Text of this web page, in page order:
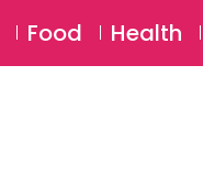
Food Health